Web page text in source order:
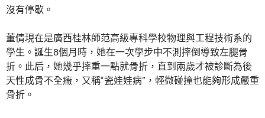
沒有停歇。
董倩現在是廣西桂林師范高級專科學校物理與工程技術系的
學生。誕生8個月時，她在一次學步中不測摔倒導致左腿骨
折。此后，她幾乎摔重一點就骨折，直到兩歲才被診斷為後
天性成骨不全癥，又稱“瓷娃娃病”，輕微碰撞也能夠形成嚴重
骨折。